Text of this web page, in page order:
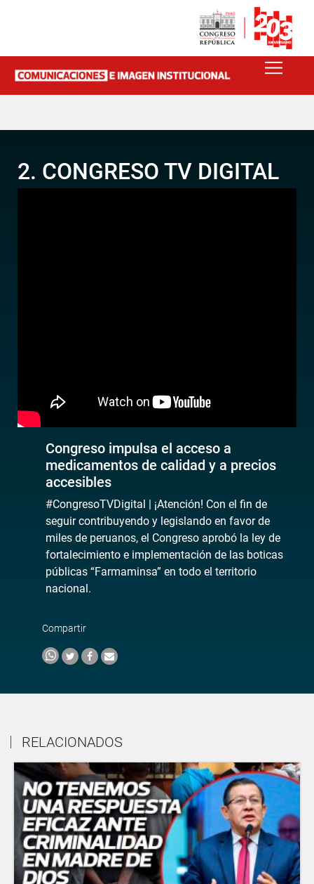
2. CONGRESO TV DIGITAL
Congreso impulsa el acceso a
medicamentos de calidad y a precios
accesibles
#CongresoTVDigital | ¡Atención! Con el fin de
seguir contribuyendo y legislando en favor de
miles de peruanos, el Congreso aprobó la ley de
fortalecimiento e implementación de las boticas
públicas “Farmaminsa” en todo el territorio
nacional.
Compartir
RELACIONADOS